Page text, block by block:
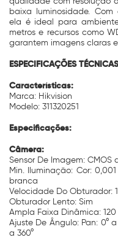
baixa luminosidade. Com
ela é ideal para
metros e recursos como
garantem imagens claras
ESPECIFICAÇÕES
Características:
Marca: Hikvision
Modelo: 311320251
Especificações:
Câmera:
Sensor De Imagem:
Min. Iluminação: Cor:
branca
Velocidade Do Obturador:
Obturador Lento: Sim
Ampla Faixa Dinâmica: 120
Ajuste De Ângulo: Pan: 0°
a 360°